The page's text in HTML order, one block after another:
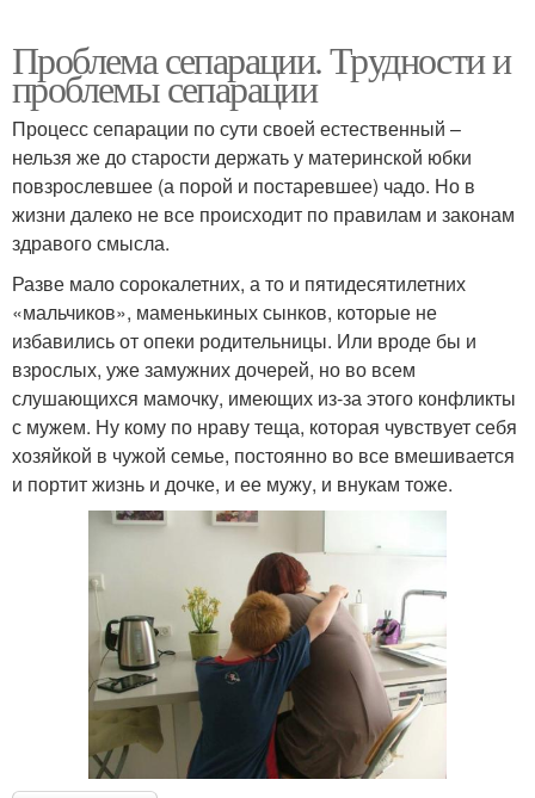
Проблема сепарации. Трудности и
проблемы сепарации
Процесс сепарации по сути своей естественный –
нельзя же до старости держать у материнской юбки
повзрослевшее (а порой и постаревшее) чадо. Но в
жизни далеко не все происходит по правилам и законам
здравого смысла.
Разве мало сорокалетних, а то и пятидесятилетних
«мальчиков», маменькиных сынков, которые не
избавились от опеки родительницы. Или вроде бы и
взрослых, уже замужних дочерей, но во всем
слушающихся мамочку, имеющих из-за этого конфликты
с мужем. Ну кому по нраву теща, которая чувствует себя
хозяйкой в чужой семье, постоянно во все вмешивается
и портит жизнь и дочке, и ее мужу, и внукам тоже.